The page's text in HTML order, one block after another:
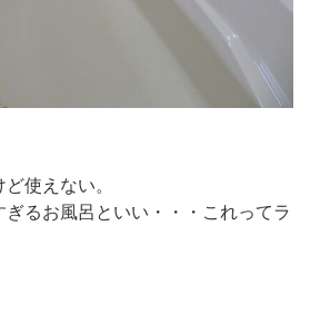
使えない。
ぎるお風呂といい・・・これってラ